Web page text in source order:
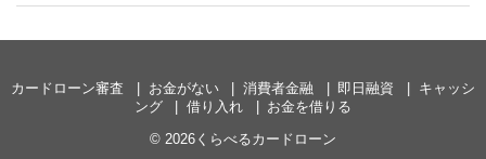
カードローン審査 お金がない 消費者金融 即日融資
キャッシ
ング
借り入れ
お金を借りる
© 2026くらべるカードローン